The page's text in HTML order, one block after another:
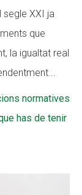
segle XXI ja
que
la igualtat real
normatives
has de tenir